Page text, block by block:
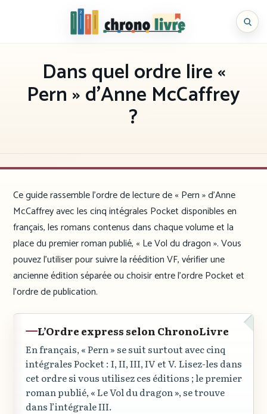
Chronolivre
Dans quel ordre lire «
Pern » d’Anne McCaffrey
?
Ce guide rassemble l’ordre de lecture de « Pern » d’Anne
McCaffrey avec les cinq intégrales Pocket disponibles en
français, les romans contenus dans chaque volume et la
place du premier roman publié, « Le Vol du dragon ». Vous
pouvez l’utiliser pour suivre la réédition VF, vérifier une
ancienne édition séparée ou choisir entre l’ordre Pocket et
l’ordre de publication.
L’Ordre express selon ChronoLivre
En français, « Pern » se suit surtout avec cinq
intégrales Pocket : I, II, III, IV et V. Lisez-les dans
cet ordre si vous utilisez ces éditions ; le premier
roman publié, « Le Vol du dragon », se trouve
dans l’intégrale III.